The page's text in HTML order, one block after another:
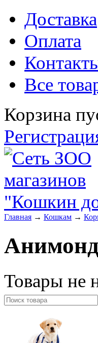
Доставка
Оплата
Все
Корзина
Главная → Кошкам →
Товары не